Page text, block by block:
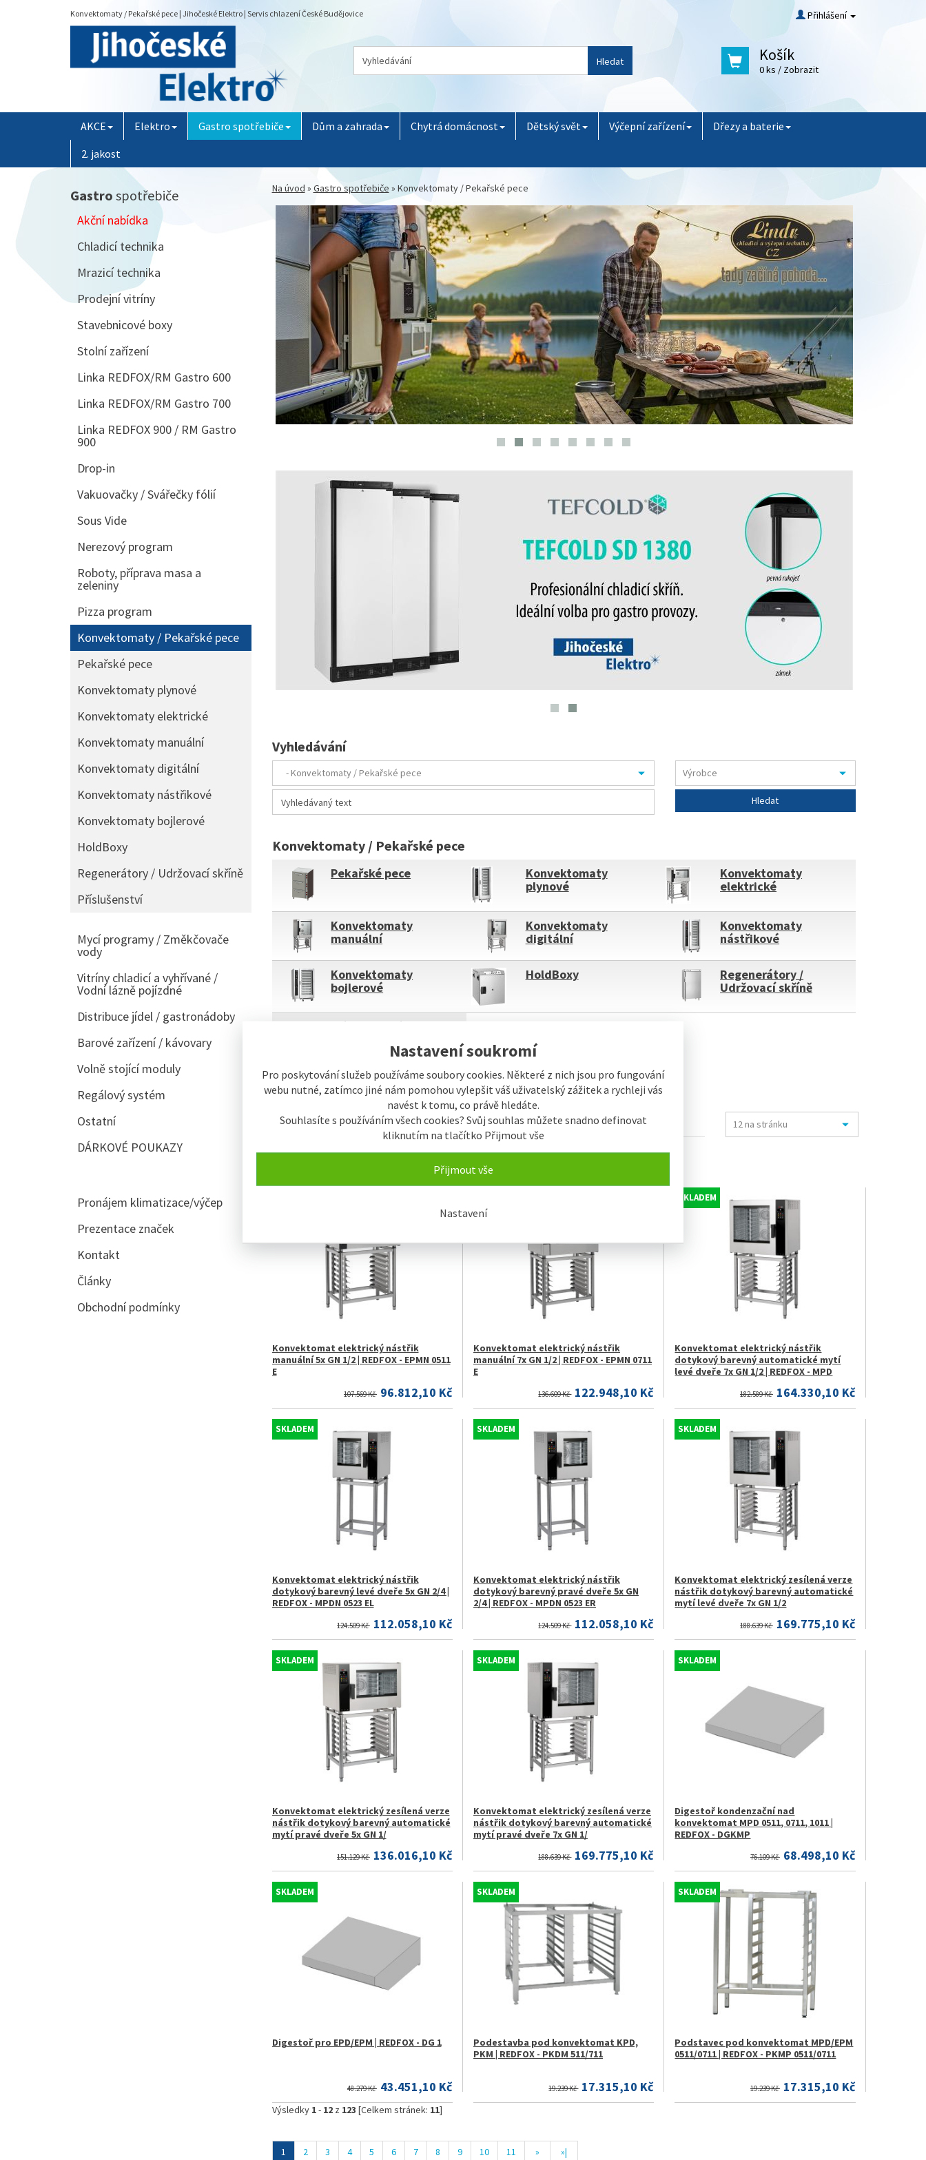
Nastavení soukromí
Pro poskytování služeb používáme soubory cookies. Některé z nich jsou pro fungování
webu nutné, zatímco jiné nám pomohou vylepšit váš uživatelský zážitek a rychleji vás
navést k tomu, co právě hledáte.
Souhlasíte s používáním všech cookies? Svůj souhlas můžete snadno definovat
kliknutím na tlačítko Přijmout vše
Přijmout vše
Nastavení
Konvektomaty / Pekařské pece | Jihočeské Elektro | Servis chlazení České Budějovice Přihlášení
Hledat Košík
0 ks / Zobrazit
AKCE Elektro Gastro spotřebiče Dům a zahrada Chytrá domácnost Dětský svět Výčepní zařízení
Dřezy a baterie
2. jakost
Na úvod » Gastro spotřebiče » Konvektomaty / Pekařské pece
Vyhledávání
Konvektomaty / Pekařské pece
Pekařské pece
Konvektomaty
plynové
Konvektomaty
elektrické
Konvektomaty
manuální
Konvektomaty
digitální
Konvektomaty
nástřikové
Konvektomaty
bojlerové
HoldBoxy
Regenerátory /
Udržovací skříně
Příslušenství
řazení:
Typicky Název Od nejlevnějšího Od nejdražšího
Konvektomat elektrický nástřik
manuální 5x GN 1/2 | REDFOX - EPMN 0511
E
107.569 Kč 96.812,10 Kč
Konvektomat elektrický nástřik
manuální 7x GN 1/2 | REDFOX - EPMN 0711
E
136.609 Kč 122.948,10 Kč
SKLADEM
Konvektomat elektrický nástřik
dotykový barevný automatické mytí
levé dveře 7x GN 1/2 | REDFOX - MPD
182.589 Kč 164.330,10 Kč
SKLADEM
Konvektomat elektrický nástřik
dotykový barevný levé dveře 5x GN 2/4 |
REDFOX - MPDN 0523 EL
124.509 Kč 112.058,10 Kč
SKLADEM
Konvektomat elektrický nástřik
dotykový barevný pravé dveře 5x GN
2/4 | REDFOX - MPDN 0523 ER
124.509 Kč 112.058,10 Kč
SKLADEM
Konvektomat elektrický zesílená verze
nástřik dotykový barevný automatické
mytí levé dveře 7x GN 1/2
188.639 Kč 169.775,10 Kč
SKLADEM
Konvektomat elektrický zesílená verze
nástřik dotykový barevný automatické
mytí pravé dveře 5x GN 1/
151.129 Kč 136.016,10 Kč
SKLADEM
Konvektomat elektrický zesílená verze
nástřik dotykový barevný automatické
mytí pravé dveře 7x GN 1/
188.639 Kč 169.775,10 Kč
SKLADEM
Digestoř kondenzační nad
konvektomat MPD 0511, 0711, 1011 |
REDFOX - DGKMP
76.109 Kč 68.498,10 Kč
SKLADEM
Digestoř pro EPD/EPM | REDFOX - DG 1
48.279 Kč 43.451,10 Kč
SKLADEM
Podestavba pod konvektomat KPD,
PKM | REDFOX - PKDM 511/711
19.239 Kč 17.315,10 Kč
SKLADEM
Podstavec pod konvektomat MPD/EPM
0511/0711 | REDFOX - PKMP 0511/0711
19.239 Kč 17.315,10 Kč
Výsledky 1- 12z 123 [Celkem stránek: 11]
1 2 3 4 5 6 7 8 9 10 11 » »|
Gastro spotřebiče
Akční nabídka
Chladicí technika
Mrazicí technika
Prodejní vitríny
Stavebnicové boxy
Stolní zařízení
Linka REDFOX/RM Gastro 600
Linka REDFOX/RM Gastro 700
Linka REDFOX 900 / RM Gastro
900
Drop-in
Vakuovačky / Svářečky fólií
Sous Vide
Nerezový program
Roboty, příprava masa a
zeleniny
Pizza program
Konvektomaty / Pekařské pece
Pekařské pece
Konvektomaty plynové
Konvektomaty elektrické
Konvektomaty manuální
Konvektomaty digitální
Konvektomaty nástřikové
Konvektomaty bojlerové
HoldBoxy
Regenerátory / Udržovací skříně
Příslušenství
Mycí programy / Změkčovače
vody
Vitríny chladicí a vyhřívané /
Vodní lázně pojízdné
Distribuce jídel / gastronádoby
Barové zařízení / kávovary
Volně stojící moduly
Regálový systém
Ostatní
DÁRKOVÉ POUKAZY
Pronájem klimatizace/výčep
Prezentace značek
Kontakt
Články
Obchodní podmínky